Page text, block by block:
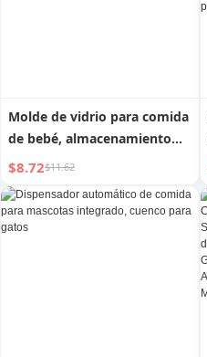
Molde de vidrio para comida
de bebé, almacenamiento
para mantener la frescura,
tazón para cocinar natillas,
juego completo de moldes
para alimentos sólidos para
$8.72$11.62